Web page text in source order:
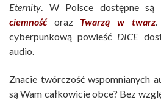
Eternity . W Polsce dostępne
ciemnośćoraz Twarzą w twarz.
cyberpunkową powieść DICE
audio.
Znacie twórczość wspomnianych
są Wam całkowicie obce? Bez